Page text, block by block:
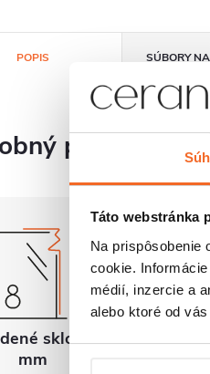
Táto webstránka
Na prispôsobenie
cookie.
médií, inzercie a
alebo ktoré od
POPIS SÚBORY
popis
sklo 8
mm